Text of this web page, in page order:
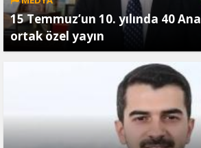
15 Temmuz’un 10. yılında 40
ortak özel yayın